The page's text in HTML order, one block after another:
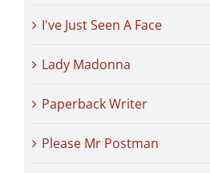
I've Just Seen A Face
Lady Madonna
Paperback Writer
Please Mr Postman